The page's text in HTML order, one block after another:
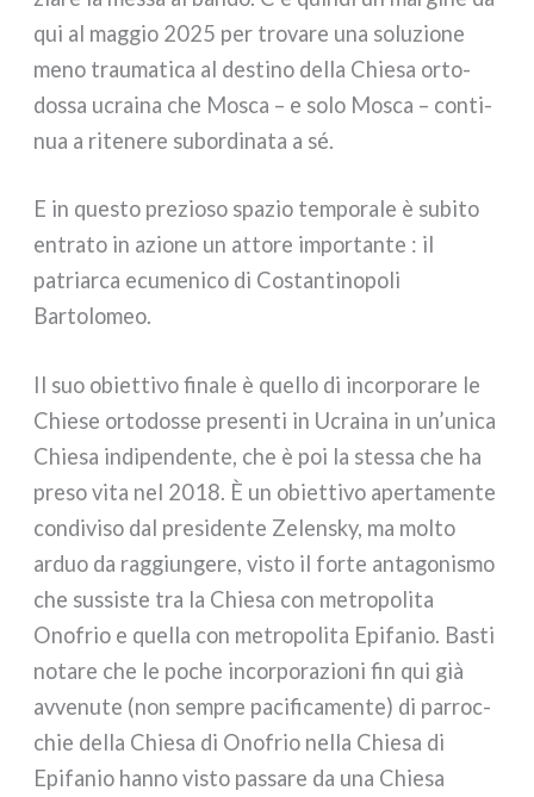
qui al mag­gio 2025 per tro­va­re una solu­zio­ne
meno trau­ma­ti­ca al desti­no del­la Chiesa orto­
dos­sa ucrai­na che Mosca – e solo Mosca – con­ti­
nua a rite­ne­re subor­di­na­ta a sé.
E in que­sto pre­zio­so spa­zio tem­po­ra­le è subi­to
entra­to in azio­ne un atto­re impor­tan­te : il
patriar­ca ecu­me­ni­co di Costantinopoli
Bartolomeo.
Il suo obiet­ti­vo fina­le è quel­lo di incor­po­ra­re le
Chiese orto­dos­se pre­sen­ti in Ucraina in un’unica
Chiesa indi­pen­den­te, che è poi la stes­sa che ha
pre­so vita nel 2018. È un obiet­ti­vo aper­ta­men­te
con­di­vi­so dal pre­si­den­te Zelensky, ma mol­to
arduo da rag­giun­ge­re, visto il for­te anta­go­ni­smo
che sus­si­ste tra la Chiesa con metro­po­li­ta
Onofrio e quel­la con metro­po­li­ta Epifanio. Basti
nota­re che le poche incor­po­ra­zio­ni fin qui già
avve­nu­te (non sem­pre paci­fi­ca­men­te) di par­roc­
chie del­la Chiesa di Onofrio nel­la Chiesa di
Epifanio han­no visto pas­sa­re da una Chiesa